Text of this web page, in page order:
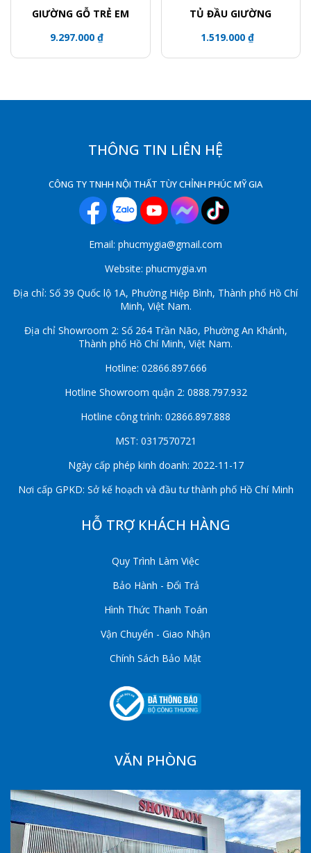
GIƯỜNG GỖ TRẺ EM
9.297.000 ₫
TỦ ĐẦU GIƯỜNG
1.519.000 ₫
THÔNG TIN LIÊN HỆ
CÔNG TY TNHH NỘI THẤT TÙY CHỈNH PHÚC MỸ GIA
Email: phucmygia@gmail.com
Website: phucmygia.vn
Địa chỉ: Số 39 Quốc lộ 1A, Phường Hiệp Bình, Thành phố Hồ Chí
Minh, Việt Nam.
Địa chỉ Showroom 2: Số 264 Trần Não, Phường An Khánh,
Thành phố Hồ Chí Minh, Việt Nam.
Hotline: 02866.897.666
Hotline Showroom quận 2: 0888.797.932
Hotline công trình: 02866.897.888
MST: 0317570721
Ngày cấp phép kinh doanh: 2022-11-17
Nơi cấp GPKD: Sở kế hoạch và đầu tư thành phố Hồ Chí Minh
HỖ TRỢ KHÁCH HÀNG
Quy Trình Làm Việc
Bảo Hành - Đổi Trả
Hình Thức Thanh Toán
Vận Chuyển - Giao Nhận
Chính Sách Bảo Mật
VĂN PHÒNG